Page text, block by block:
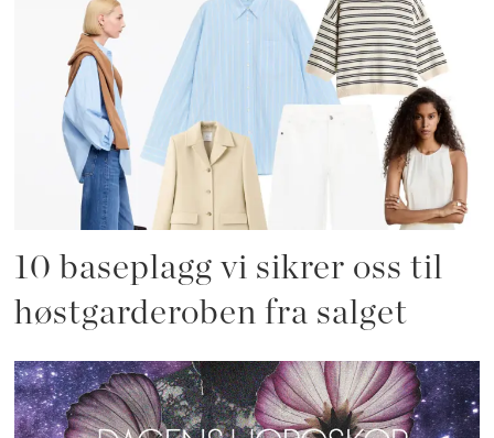
10 baseplagg vi sikrer oss til
høstgarderoben fra salget